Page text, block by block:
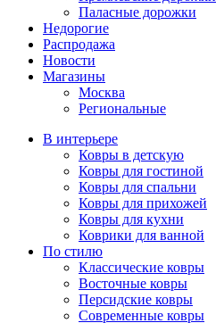
Паласные дорожки
Недорогие
Распродажа
Новости
Магазины
Москва
Региональные
В интерьере
Ковры в детскую
Ковры для гостиной
Ковры для спальни
Ковры для прихожей
Ковры для кухни
Коврики для ванной
По стилю
Классические ковры
Восточные ковры
Персидские ковры
Современные ковры